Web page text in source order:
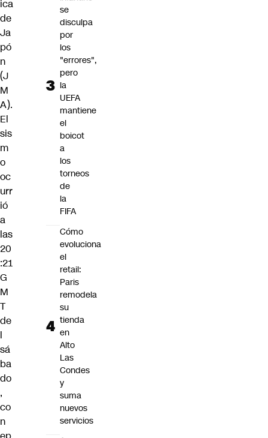
ica
de
Ja
pó
n
(J
M
A).
El
sis
m
o
oc
urr
ió
a
las
20
:21
G
M
T
de
l
sá
ba
do
,
co
n
se
disculpa
por
los
"errores",
pero
la
UEFA
mantiene
el
boicot
a
los
torneos
de
la
FIFA
Cómo
evoluciona
el
retail:
Paris
remodela
su
tienda
en
Alto
Las
Condes
y
suma
nuevos
servicios